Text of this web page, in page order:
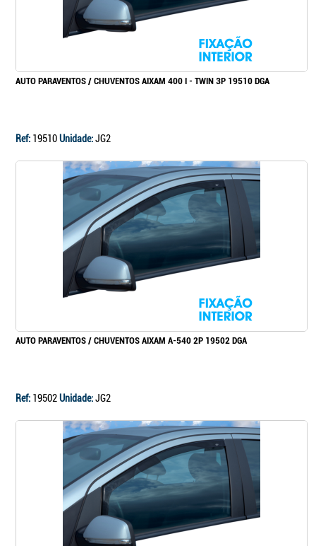
AUTO PARAVENTOS / CHUVENTOS AIXAM 400 I - TWIN 3P 19510 DGA
Ref: 19510Unidade:JG2
AUTO PARAVENTOS / CHUVENTOS AIXAM A-540 2P 19502 DGA
Ref: 19502Unidade:JG2